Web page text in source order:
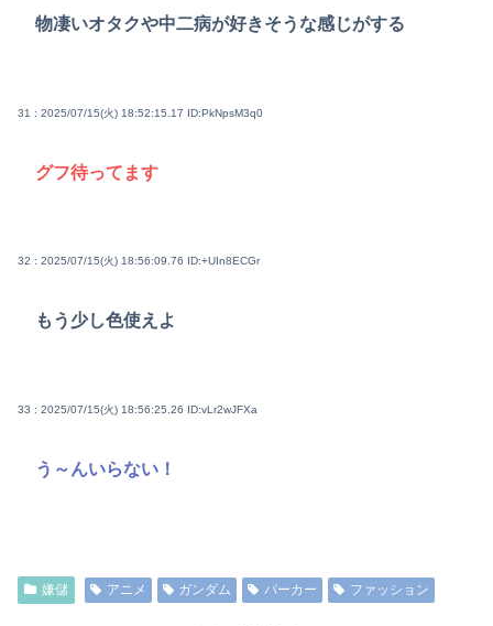
物凄いオタクや中二病が好きそうな感じがする
31 : 2025/07/15(火) 18:52:15.17 ID:PkNpsM3q0
グフ待ってます
32 : 2025/07/15(火) 18:56:09.76 ID:+UIn8ECGr
もう少し色使えよ
33 : 2025/07/15(火) 18:56:25.26 ID:vLr2wJFXa
う～んいらない！
嫌儲 アニメ ガンダム パーカー ファッション